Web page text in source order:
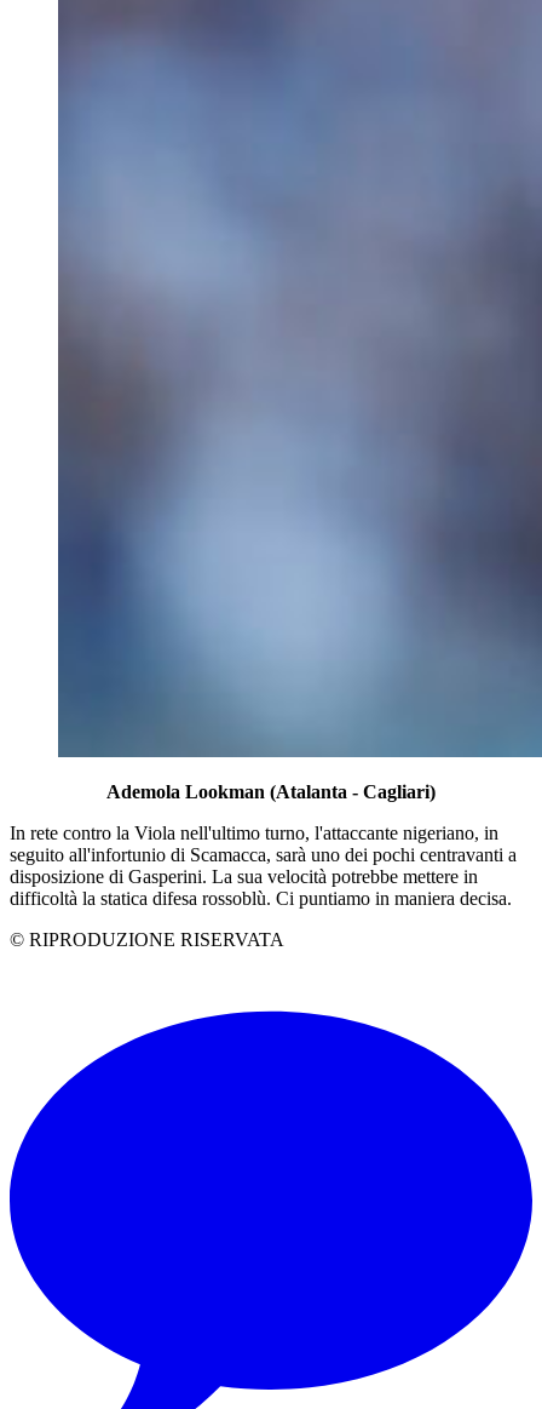
Ademola Lookman (Atalanta - Cagliari)
In rete contro la Viola nell'ultimo turno, l'attaccante nigeriano, in
seguito all'infortunio di Scamacca, sarà uno dei pochi centravanti a
disposizione di Gasperini. La sua velocità potrebbe mettere in
difficoltà la statica difesa rossoblù. Ci puntiamo in maniera decisa.
© RIPRODUZIONE RISERVATA